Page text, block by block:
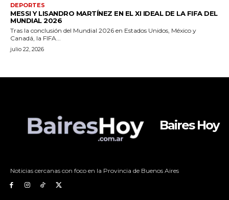
Baires Hoy
Noticias cercanas con foco en la Provincia de Buenos Aires